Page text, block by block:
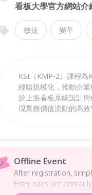
看板大學官方網站介
敏捷 變革
KSI（KMP-2）課程為
經驗規模化，推動企
於上游看板系統設計
現業務價值流動的高效
Offline Event
After registration,
Entry rules are